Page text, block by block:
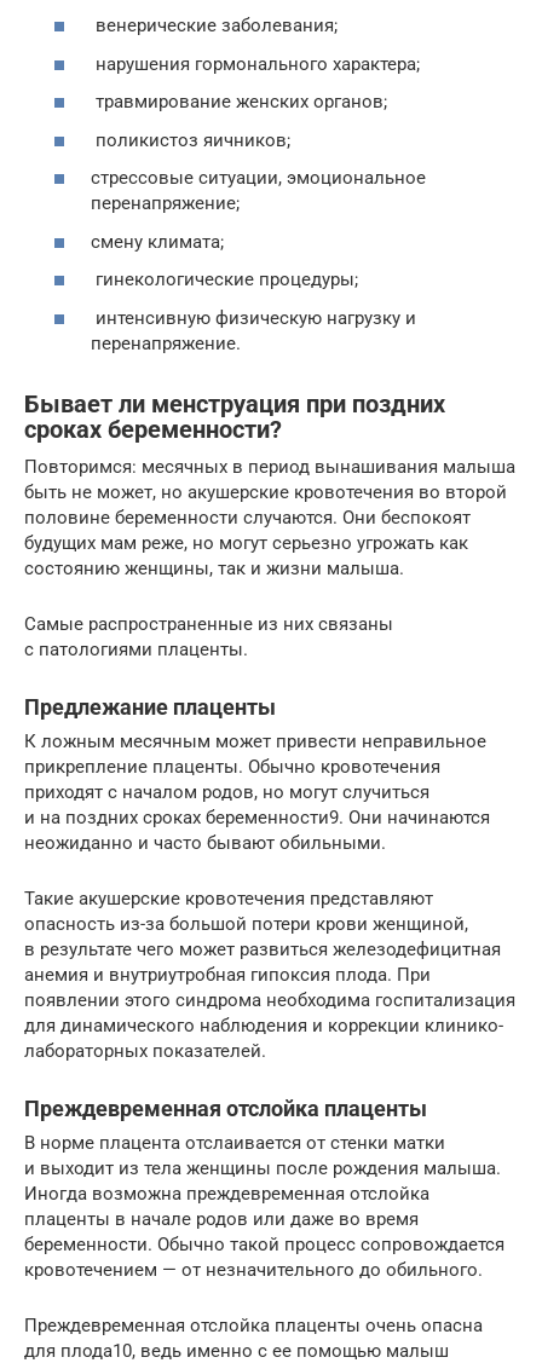
венерические заболевания;
нарушения гормонального характера;
травмирование женских органов;
поликистоз яичников;
стрессовые ситуации, эмоциональное
перенапряжение;
смену климата;
гинекологические процедуры;
интенсивную физическую нагрузку и
перенапряжение.
Бывает ли менструация при поздних
сроках беременности?
Повторимся: месячных в период вынашивания малыша
быть не может, но акушерские кровотечения во второй
половине беременности случаются. Они беспокоят
будущих мам реже, но могут серьезно угрожать как
состоянию женщины, так и жизни малыша.
Самые распространенные из них связаны
с патологиями плаценты.
Предлежание плаценты
К ложным месячным может привести неправильное
прикрепление плаценты. Обычно кровотечения
приходят с началом родов, но могут случиться
и на поздних сроках беременности9. Они начинаются
неожиданно и часто бывают обильными.
Такие акушерские кровотечения представляют
опасность из-за большой потери крови женщиной,
в результате чего может развиться железодефицитная
анемия и внутриутробная гипоксия плода. При
появлении этого синдрома необходима госпитализация
для динамического наблюдения и коррекции клинико-
лабораторных показателей.
Преждевременная отслойка плаценты
В норме плацента отслаивается от стенки матки
и выходит из тела женщины после рождения малыша.
Иногда возможна преждевременная отслойка
плаценты в начале родов или даже во время
беременности. Обычно такой процесс сопровождается
кровотечением — от незначительного до обильного.
Преждевременная отслойка плаценты очень опасна
для плода10, ведь именно с ее помощью малыш